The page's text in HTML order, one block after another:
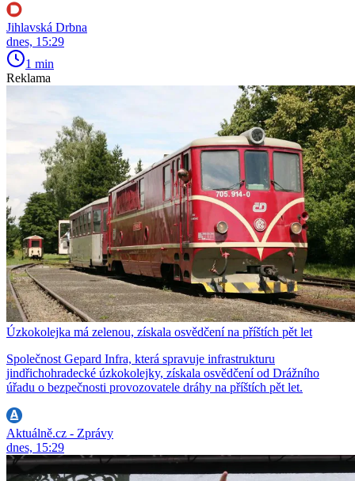
Jihlavská Drbna
dnes, 15:29
1 min
Reklama
Úzkokolejka má zelenou, získala osvědčení na příštích pět let
Společnost Gepard Infra, která spravuje infrastrukturu
jindřichohradecké úzkokolejky, získala osvědčení od Drážního
úřadu o bezpečnosti provozovatele dráhy na příštích pět let.
Aktuálně.cz - Zprávy
dnes, 15:29